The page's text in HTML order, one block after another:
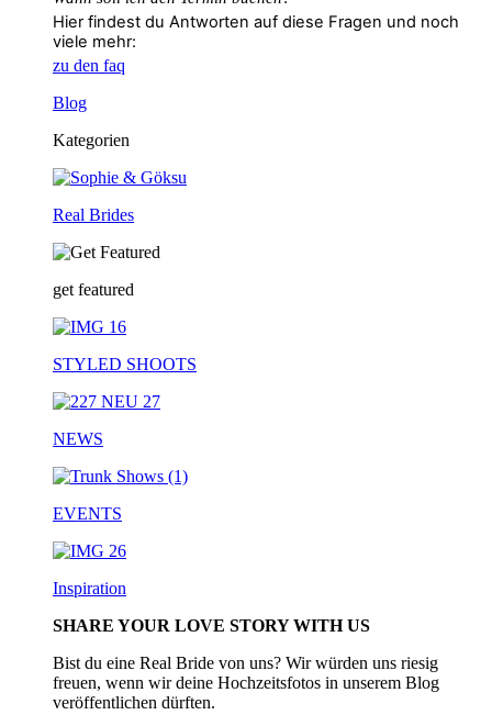
Hier findest du Antworten auf diese Fragen und noch
viele mehr:
zu den faq
Blog
Kategorien
Real Brides
get featured
STYLED SHOOTS
NEWS
EVENTS
Inspiration
SHARE YOUR LOVE STORY WITH US
Bist du eine Real Bride von uns? Wir würden uns riesig
freuen, wenn wir deine Hochzeitsfotos in unserem Blog
veröffentlichen dürften.